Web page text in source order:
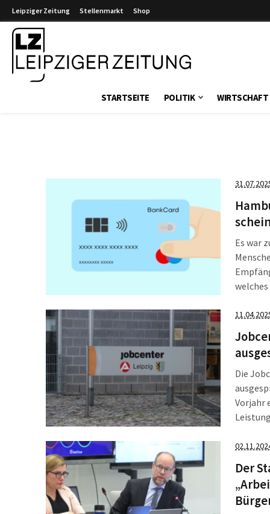
Leipziger Zeitung Stellenmarkt Shop
STARTSEITE POLITIK WIRTSCHAFT
Es war
Die
Vorjahr
sehr
Der